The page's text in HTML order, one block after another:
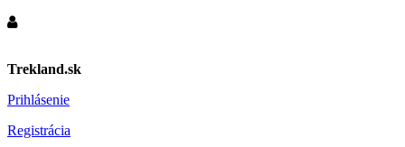
Trekland.sk
Prihlásenie
Registrácia